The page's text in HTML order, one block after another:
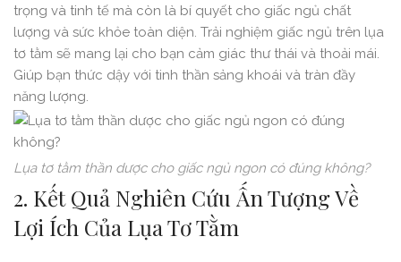
trọng và tinh tế mà còn là bí quyết cho giấc ngủ chất
lượng và sức khỏe toàn diện. Trải nghiệm giấc ngủ trên lụa
tơ tằm sẽ mang lại cho bạn cảm giác thư thái và thoải mái.
Giúp bạn thức dậy với tinh thần sảng khoái và tràn đầy
năng lượng.
Lụa tơ tằm thần dược cho giấc ngủ ngon có đúng không?
2. Kết Quả Nghiên Cứu Ấn Tượng Về
Lợi Ích Của Lụa Tơ Tằm